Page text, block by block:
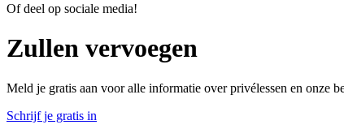
Of deel op sociale media!
Zullen vervoegen
Meld je gratis aan voor alle informatie over privélessen en onze
Schrijf je gratis in